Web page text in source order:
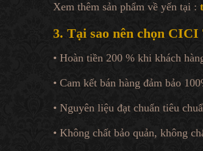
Xem thêm sản phẩm về yến tại :
3. Tại sao nên chọn
• Hoàn tiền 200 % khi khách
• Cam kết bán hàng đảm bảo
• Nguyên liệu đạt chuẩn tiêu
• Không chất bảo quản, không